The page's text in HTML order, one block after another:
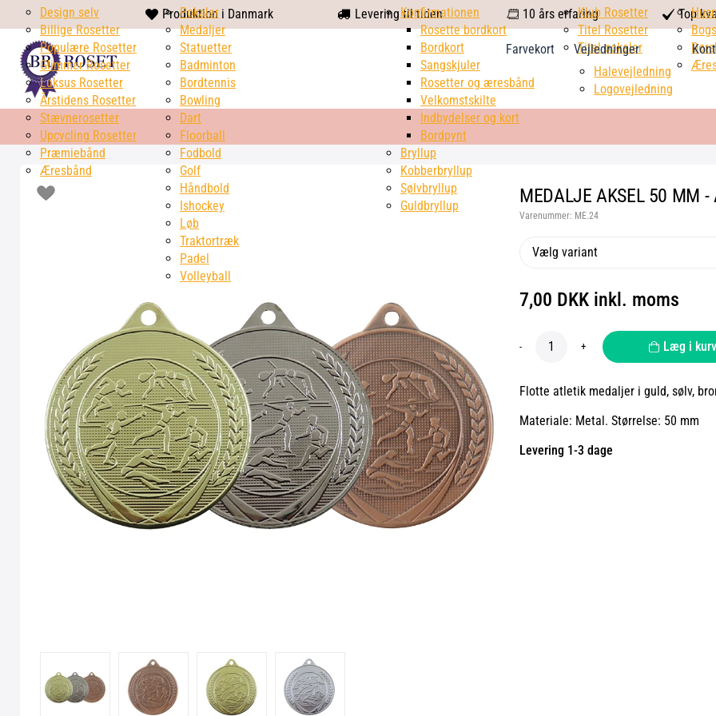
heart
solid
Produktion i Danmark Levering til tiden calendar
10 års erfaring
check
mark
Top
Farvekort
Vejledninger
Halevejledning
Logovejledning
Design selv
Billige Rosetter
Populære Rosetter
Glimmer Rosetter
Luksus Rosetter
Årstidens Rosetter
Stævnerosetter
Upcycling Rosetter
Præmiebånd
Æresbånd
Pokaler
Medaljer
Statuetter
Badminton
Bordtennis
Bowling
Dart
Floorball
Fodbold
Golf
Håndbold
Ishockey
Løb
Traktortræk
Padel
Volleyball
Konfirmationen
Rosette bordkort
Bordkort
Sangskjuler
Rosetter og æresbånd
Velkomstskilte
Indbydelser og kort
Bordpynt
Bryllup
Kobberbryllup
Sølvbryllup
Guldbryllup
Klub Rosetter
Titel Rosetter
Titel pokaler
MEDALJE AKSEL 50 MM -
Varenummer: ME.24
Vælg variant
7,00 DKK inkl. moms
- + Læg i kurv
Flotte atletik medaljer i guld, sølv,
Materiale: Metal. Størrelse: 50 mm
Levering 1-3 dage